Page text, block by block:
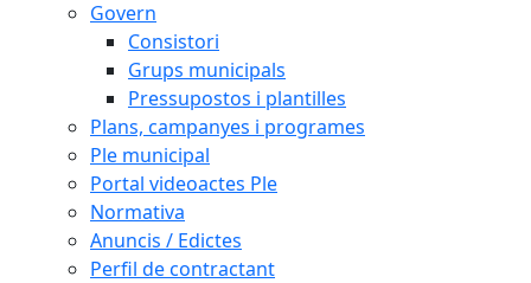
Govern
Consistori
Grups municipals
Pressupostos i plantilles
Plans, campanyes i programes
Ple municipal
Portal videoactes Ple
Normativa
Anuncis / Edictes
Perfil de contractant